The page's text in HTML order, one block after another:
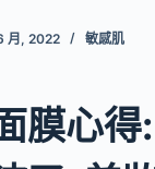
月, 2022 敏感肌
膜心得